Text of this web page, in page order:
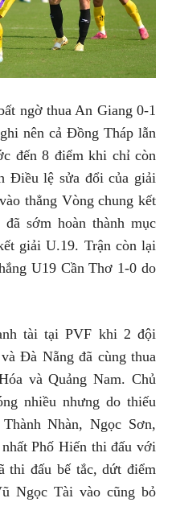
ngờ thua An Giang 0-1
nên cả Đồng Tháp lẫn
đến 8 điểm khi chỉ còn
Điều lệ sửa đổi của giải
thẳng Vòng chung kết
sớm hoàn thành mục
giải U.19. Trận còn lại
U19 Cần Thơ 1-0 do
tài tại PVF khi 2 đội
Đà Nẵng đã cùng thua
và Quảng Nam. Chủ
nhiều nhưng do thiếu
Nhàn, Ngọc Sơn,
Phố Hiến thi đấu với
thi đấu bế tắc, dứt điểm
Ngọc Tài vào cũng bỏ